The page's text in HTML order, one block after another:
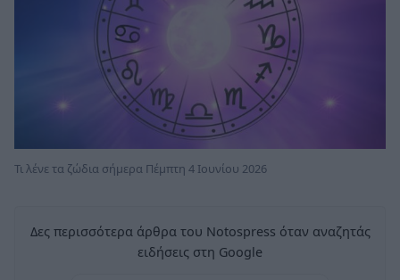
Τι λένε τα ζώδια σήμερα Πέμπτη 4 Ιουνίου 2026
Δες περισσότερα άρθρα του Notospress όταν αναζητάς
ειδήσεις στη Google